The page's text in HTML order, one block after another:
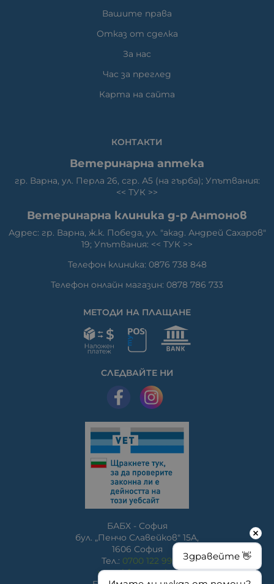
Вашите права
Отказ от сделка
За нас
Час за преглед
Карта на сайта
КОНТАКТИ
Ветеринарна аптека
гр. Варна, ул. Перла 26, сгр. А5 (на гърба); Упътвания:
<< ТУК >>
Ветеринарна клиника д-р Антонов
Адрес: гр. Варна, ж.к. Победа, ул. "акад. Андрей Сахаров"
19; Упътвания: << ТУК >>
Телефон клиника: 0876 738 848
Телефон онлайн магазин: 0878 786 733
МЕТОДИ НА ПЛАЩАНЕ
СЛЕДВАЙТЕ НИ
БАБХ - София
бул. „Пенчо Славейков" 15A,
1606 София
Тел.: 0700 122 99
www.bfsa.egov.bg
Здравейте 👋